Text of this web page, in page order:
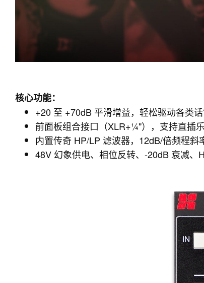
核心功能：
+20 至 +70dB 平滑增益，轻松驱动各类
前面板组合接口（XLR+¼"），支持直插
内置传奇 HP/LP 滤波器，12dB/倍频程斜
48V 幻象供电、相位反转、-20dB 衰减、